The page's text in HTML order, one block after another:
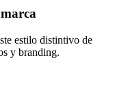
estilo distintivo de
y branding.